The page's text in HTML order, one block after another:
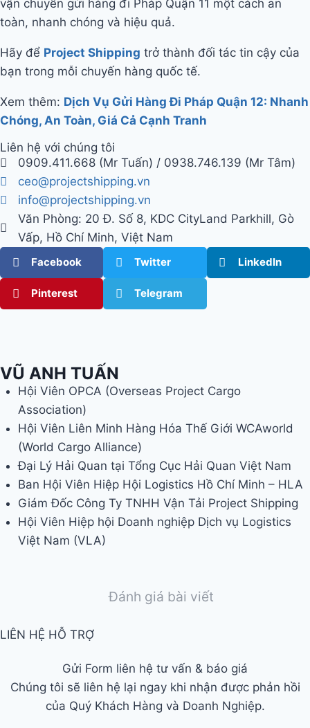
vận chuyển gửi hàng đi Pháp Quận 11 một cách an
toàn, nhanh chóng và hiệu quả.
Hãy để Project Shipping trở thành đối tác tin cậy của
bạn trong mỗi chuyến hàng quốc tế.
Xem thêm: Dịch Vụ Gửi Hàng Đi Pháp Quận 12: Nhanh
Chóng, An Toàn, Giá Cả Cạnh Tranh
Liên hệ với chúng tôi
0909.411.668 (Mr Tuấn) / 0938.746.139 (Mr Tâm)
ceo@projectshipping.vn
info@projectshipping.vn
Văn Phòng: 20 Đ. Số 8, KDC CityLand Parkhill, Gò
Vấp, Hồ Chí Minh, Việt Nam
Facebook Twitter LinkedIn
Pinterest Telegram
VŨ ANH TUẤN
Hội Viên OPCA (Overseas Project Cargo
Association)
Hội Viên Liên Minh Hàng Hóa Thế Giới WCAworld
(World Cargo Alliance)
Đại Lý Hải Quan tại Tổng Cục Hải Quan Việt Nam
Ban Hội Viên Hiệp Hội Logistics Hồ Chí Minh – HLA
Giám Đốc Công Ty TNHH Vận Tải Project Shipping
Hội Viên Hiệp hội Doanh nghiệp Dịch vụ Logistics
Việt Nam (VLA)
Đánh giá bài viết
LIÊN HỆ HỖ TRỢ
Gửi Form liên hệ tư vấn & báo giá
Chúng tôi sẽ liên hệ lại ngay khi nhận được phản hồi
của Quý Khách Hàng và Doanh Nghiệp.